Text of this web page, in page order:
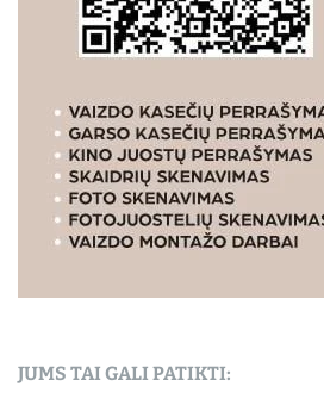
JUMS TAI GALI PATIKTI: